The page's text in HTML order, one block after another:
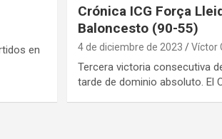
en
Crónica ICG Força
Baloncesto (90-55)
4 de diciembre de 2023 Víctor
Tercera victoria consecutiva
tarde de dominio absoluto. El